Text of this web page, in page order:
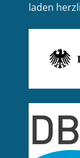
laden